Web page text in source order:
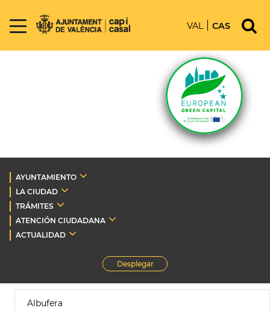
VAL CAS
AYUNTAMIENTO
LA CIUDAD
TRÁMITES
ATENCIÓN CIUDADANA
ACTUALIDAD
Desplegar
Albufera